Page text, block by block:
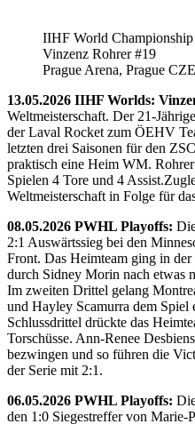
IIHF World
Vinzenz Rohrer #19
Prague Arena, Prague
13.05.2026 IIHF Worlds:
Weltmeisterschaft. Der 21-
der Laval Rocket zum ÖEHV
letzten drei Saisonen für den
praktisch eine Heim WM.
Spielen 4 Tore und 4
Weltmeisterschaft in Folge für
08.05.2026 PWHL Playoffs:
2:1 Auswärtssieg bei den
Front. Das Heimteam ging in
durch Sidney Morin nach etwas
Im zweiten Drittel gelang
und Hayley Scamurra dem Spiel
Schlussdrittel drückte das
Torschüsse. Ann-Renee
bezwingen und so führen die
der Serie mit 2:1.
06.05.2026 PWHL Playoffs:
den 1:0 Siegestreffer von